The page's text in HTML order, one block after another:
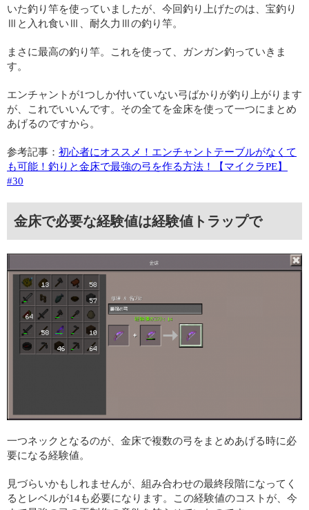
いた釣り竿を使っていましたが、今回釣り上げたのは、宝釣り
Ⅲと入れ食いⅢ、耐久力Ⅲの釣り竿。
まさに最高の釣り竿。これを使って、ガンガン釣っていきま
す。
エンチャントが1つしか付いていない弓ばかりが釣り上がります
が、これでいいんです。その全てを金床を使って一つにまとめ
あげるのですから。
参考記事： 初心者にオススメ！エンチャントテーブルがなくて
も可能！釣りと金床で最強の弓を作る方法！【マイクラPE】
#30
金床で必要な経験値は経験値トラップで
一つネックとなるのが、金床で複数の弓をまとめあげる時に必
要になる経験値。
見づらいかもしれませんが、組み合わせの最終段階になってく
るとレベルが14も必要になります。この経験値のコストが、今